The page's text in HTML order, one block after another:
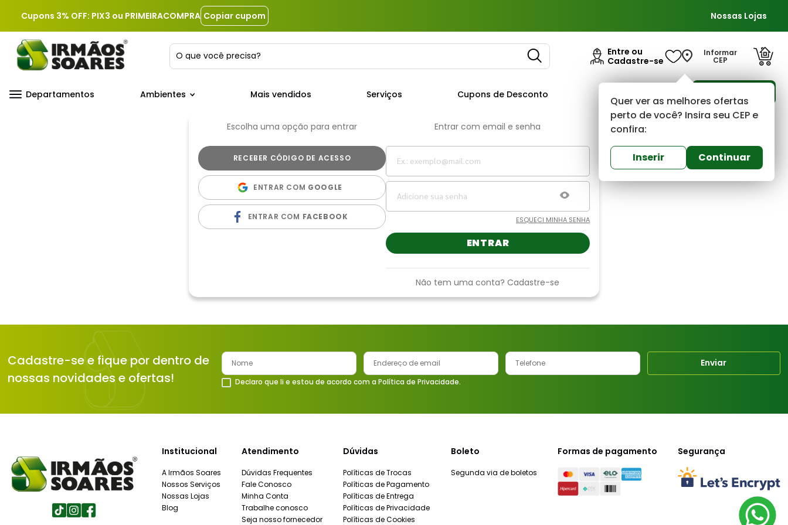
Cupons 3% OFF: PIX3 ou PRIMEIRACOMPRA Copiar cupom Nossas Lojas
O que você precisa?
Entre ou
Cadastre-se
Informar
CEP
Quer ver as melhores ofertas
perto de você? Insira seu CEP e
confira:
Inserir Continuar
Departamentos Ambientes Mais vendidos Serviços Cupons de Desconto
Escolha uma opção para entrar
ENTRAR COM GOOGLE
ENTRAR COM FACEBOOK
Entrar com email e senha
ESQUECI MINHA SENHA
ENTRAR
Não tem uma conta? Cadastre-se
Cadastre-se e fique por dentro de
nossas novidades e ofertas!
Enviar
Declaro que li e estou de acordo com a Política de Privacidade.
Institucional
A Irmãos Soares
Nossos Serviços
Nossas Lojas
Blog
Atendimento
Dúvidas Frequentes
Fale Conosco
Minha Conta
Trabalhe conosco
Seja nosso fornecedor
Dúvidas
Políticas de Trocas
Políticas de Pagamento
Políticas de Entrega
Políticas de Privacidade
Políticas de Cookies
Boleto
Segunda via de boletos
Formas de pagamento Segurança
2º
porcelanato
3º
porta
5º
telha
6º
argamassa
7º
tinta